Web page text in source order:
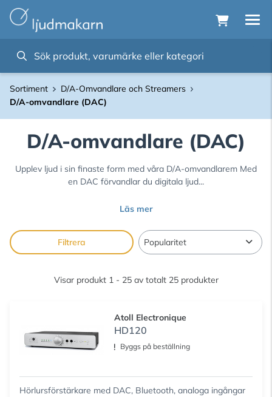
Sortiment
D/A-Omvandlare och Streamers
D/A-omvandlare (DAC)
D/A-omvandlare (DAC)
Upplev ljud i sin finaste form med våra D/A-omvandlarem Med
en DAC förvandlar du digitala ljud...
Läs mer
Filtrera
Visar produkt 1 - 25 av totalt 25 produkter
Atoll Electronique
HD120
Byggs på beställning
Hörlursförstärkare med DAC, Bluetooth, analoga ingångar